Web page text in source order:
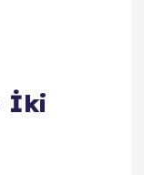
İki